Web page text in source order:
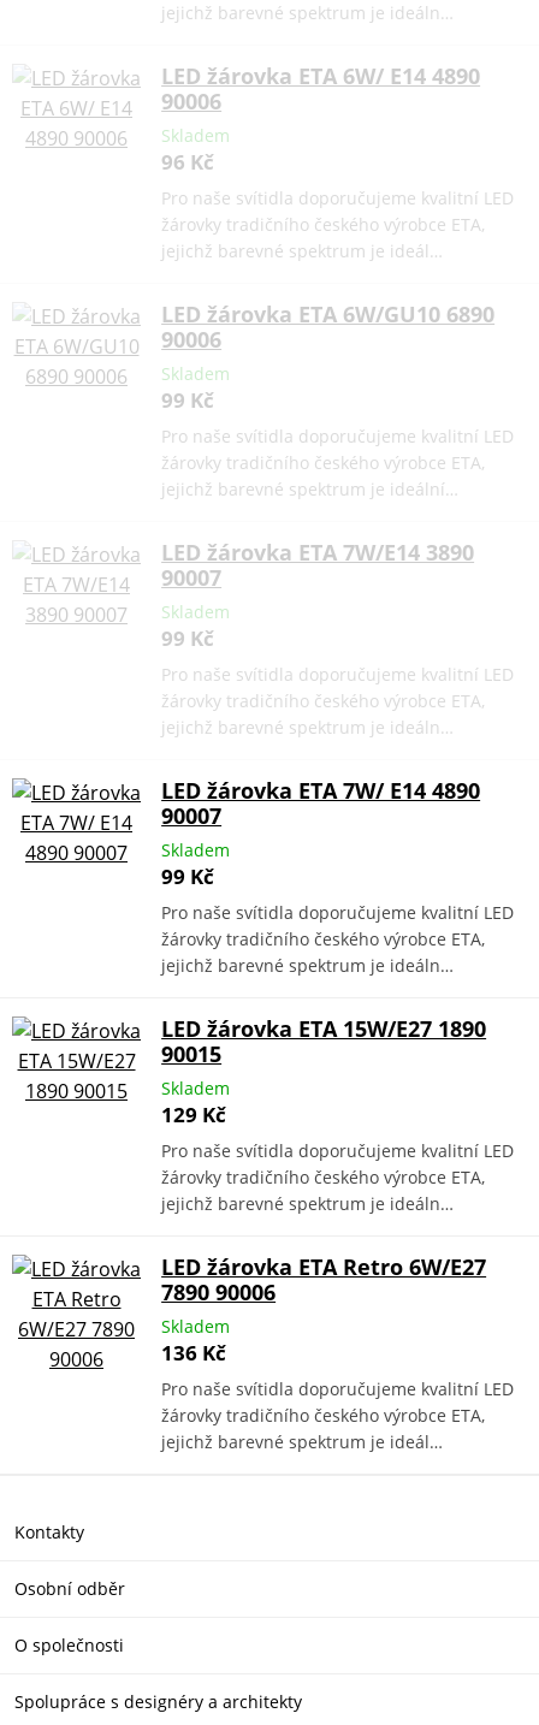
jejichž barevné spektrum je ideáln…
LED žárovka ETA 6W/ E14 4890
90006
Skladem
96 Kč
Pro naše svítidla doporučujeme kvalitní LED
žárovky tradičního českého výrobce ETA,
jejichž barevné spektrum je ideál…
LED žárovka ETA 6W/GU10 6890
90006
Skladem
99 Kč
Pro naše svítidla doporučujeme kvalitní LED
žárovky tradičního českého výrobce ETA,
jejichž barevné spektrum je ideální…
LED žárovka ETA 7W/E14 3890
90007
Skladem
99 Kč
Pro naše svítidla doporučujeme kvalitní LED
žárovky tradičního českého výrobce ETA,
jejichž barevné spektrum je ideáln…
LED žárovka ETA 7W/ E14 4890
90007
Skladem
99 Kč
Pro naše svítidla doporučujeme kvalitní LED
žárovky tradičního českého výrobce ETA,
jejichž barevné spektrum je ideáln…
LED žárovka ETA 15W/E27 1890
90015
Skladem
129 Kč
Pro naše svítidla doporučujeme kvalitní LED
žárovky tradičního českého výrobce ETA,
jejichž barevné spektrum je ideáln…
LED žárovka ETA Retro 6W/E27
7890 90006
Skladem
136 Kč
Pro naše svítidla doporučujeme kvalitní LED
žárovky tradičního českého výrobce ETA,
jejichž barevné spektrum je ideál…
Kontakty
Osobní odběr
O společnosti
Spolupráce s designéry a architekty